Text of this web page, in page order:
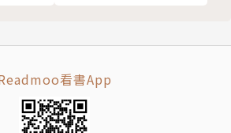
》、《換取的孩子》、《憂容童
看書App